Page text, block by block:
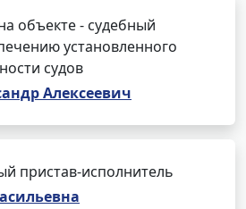
объекте - судебный
установленного
судов
Алексеевич
пристав-исполнитель